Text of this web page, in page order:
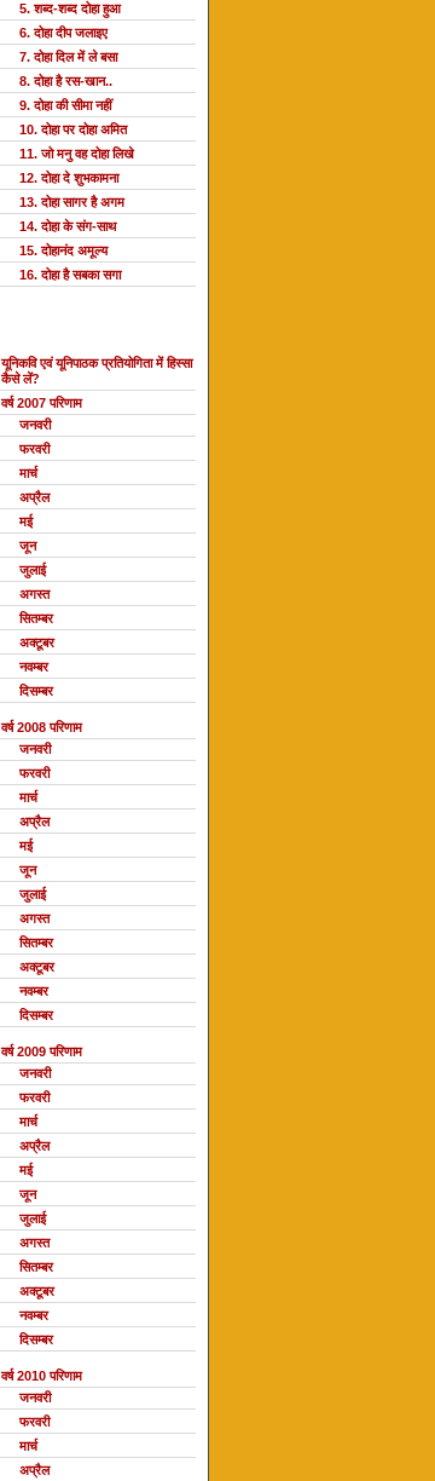
5. शब्द-शब्द दोहा हुआ
6. दोहा दीप जलाइए
7. दोहा दिल में ले बसा
8. दोहा है रस-खान..
9. दोहा की सीमा नहीं
10. दोहा पर दोहा अमित
11. जो मनु वह दोहा लिखे
12. दोहा दे शुभकामना
13. दोहा सागर है अगम
14. दोहा के संग-साथ
15. दोहानंद अमूल्य
16. दोहा है सबका सगा
यूनिकवि एवं यूनिपाठक प्रतियोगिता में हिस्सा
कैसे लें?
वर्ष 2007 परिणाम
जनवरी
फरवरी
मार्च
अप्रैल
मई
जून
जुलाई
अगस्त
सितम्बर
अक्टूबर
नवम्बर
दिसम्बर
वर्ष 2008 परिणाम
जनवरी
फरवरी
मार्च
अप्रैल
मई
जून
जुलाई
अगस्त
सितम्बर
अक्टूबर
नवम्बर
दिसम्बर
वर्ष 2009 परिणाम
जनवरी
फरवरी
मार्च
अप्रैल
मई
जून
जुलाई
अगस्त
सितम्बर
अक्टूबर
नवम्बर
दिसम्बर
वर्ष 2010 परिणाम
जनवरी
फरवरी
मार्च
अप्रैल